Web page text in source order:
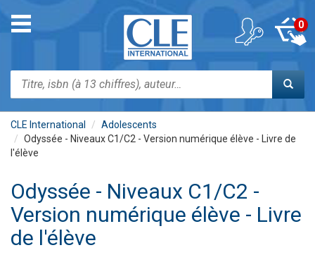
contenu
Toggle
navigation
Rechercher
0
CLE International
Adolescents
Odyssée - Niveaux C1/C2 - Version numérique élève - Livre de
l'élève
Odyssée - Niveaux C1/C2 -
Version numérique élève - Livre
de l'élève